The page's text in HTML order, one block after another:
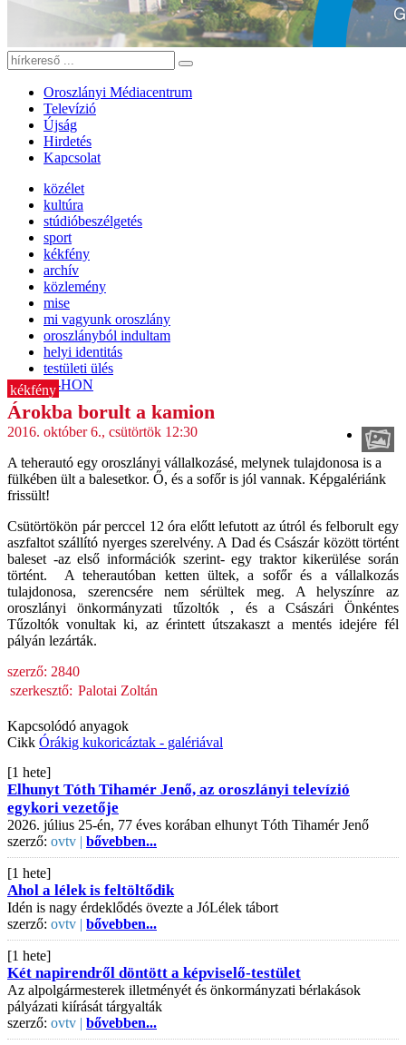
Oroszlányi Médiacentrum
Televízió
Újság
Hirdetés
Kapcsolat
közélet
kultúra
stúdióbeszélgetés
sport
kékfény
archív
közlemény
mise
mi vagyunk oroszlány
oroszlányból indultam
helyi identitás
testületi ülés
IT-HON
kékfény
Árokba borult a kamion
2016. október 6., csütörtök 12:30
A teherautó egy oroszlányi vállalkozásé, melynek tulajdonosa is a
fülkében ült a balesetkor. Ő, és a sofőr is jól vannak. Képgalériánk
frissült!
Csütörtökön pár perccel 12 óra előtt lefutott az útról és felborult egy
aszfaltot szállító nyerges szerelvény. A Dad és Császár között történt
baleset -az első információk szerint- egy traktor kikerülése során
történt. A teherautóban ketten ültek, a sofőr és a vállalkozás
tulajdonosa, szerencsére nem sérültek meg. A helyszínre az
oroszlányi önkormányzati tűzoltók , és a Császári Önkéntes
Tűzoltók vonultak ki, az érintett útszakaszt a mentés idejére fél
pályán lezárták.
szerző: 2840
szerkesztő: Palotai Zoltán
Kapcsolódó anyagok
Cikk Órákig kukoricáztak - galériával
[1 hete]
Elhunyt Tóth Tihamér Jenő, az oroszlányi televízió
egykori vezetője
2026. július 25-én, 77 éves korában elhunyt Tóth Tihamér Jenő
szerző: ovtv | bővebben...
[1 hete]
Ahol a lélek is feltöltődik
Idén is nagy érdeklődés övezte a JóLélek tábort
szerző: ovtv | bővebben...
[1 hete]
Két napirendről döntött a képviselő-testület
Az alpolgármesterek illetményét és önkormányzati bérlakások
pályázati kiírását tárgyalták
szerző: ovtv | bővebben...